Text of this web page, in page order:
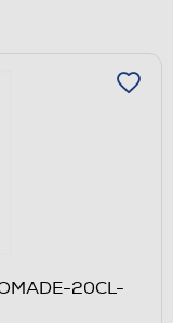
20CL-